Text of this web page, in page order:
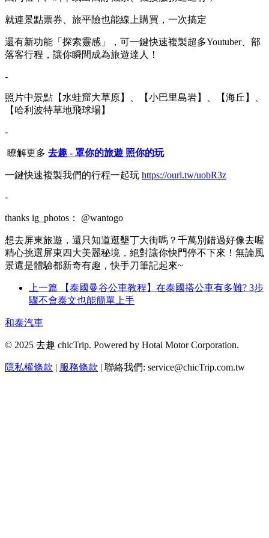
就連景點票券、旅平險也能線上購買，一次搞定
還有新功能「探索靈感」，可一鍵快速複製超多Youtuber、部
落客行程，讓你瞬間成為旅遊達人！
-
照片中景點【水蛙窟大草原】、【小巴里島岩】、【海丘】、
【哈利波特草地飛球場】
-
瞭解更多 去趣 - 罩你的旅遊 照你的玩
一鍵快速複製我們的行程一起玩 https://ourl.tw/uobR3z
-
thanks ig_photos： @wantogo
想去屏東旅遊，還只知道逛墾丁大街嗎？千萬別錯過好像去喔
精心挑選屏東四大美麗秘境，絕對讓你快門停不下來！無論風
景還是體驗都新奇有趣，快手刀筆記起來~
上一篇
【泰國曼谷公車教程】在泰國搭公車有多難? 3步
驟不會泰文也能簡單上手
和泰汽車
© 2025 去趣 chicTrip. Powered by Hotai Motor Corporation.
隱私權條款 | 服務條款 | 聯絡我們: service@chicTrip.com.tw